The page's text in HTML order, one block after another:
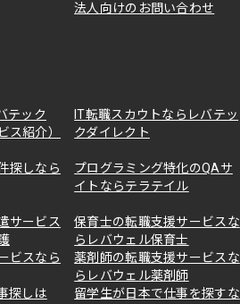
法人向けのお問い合わせ
テック
ス紹介）
IT転職スカウトならレバテッ
クダイレクト
探しなら
プログラミング特化のQAサ
イトならテラテイル
サービス
保育士の転職支援サービスな
らレバウェル保育士
ビスなら
薬剤師の転職支援サービスな
らレバウェル薬剤師
探しは
留学生が日本で仕事を探すな